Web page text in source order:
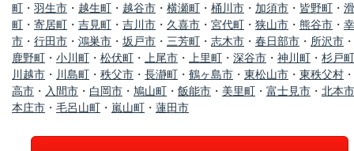
町 ・ 羽生市 ・ 越生町 ・ 越谷市 ・ 横瀬町 ・ 桶川市 ・ 加須市 ・ 皆野町 ・
町 ・ 寄居町 ・ 吉見町 ・ 吉川市 ・ 久喜市 ・ 宮代町 ・ 狭山市 ・ 熊谷市 ・
市 ・ 行田市 ・ 鴻巣市 ・ 坂戸市 ・ 三芳町 ・ 志木市 ・ 春日部市 ・ 所沢市 ・
鹿野町 ・ 小川町 ・ 松伏町 ・ 上尾市 ・ 上里町 ・ 深谷市 ・ 神川町 ・ 杉戸町
川越市 ・ 川島町 ・ 秩父市 ・ 長瀞町 ・ 鶴ヶ島市 ・ 東松山市 ・ 東秩父村 ・
高市 ・ 入間市 ・ 白岡市 ・ 鳩山町 ・ 飯能市 ・ 美里町 ・ 富士見市 ・ 北本市
本庄市 ・ 毛呂山町 ・ 嵐山町 ・ 蓮田市